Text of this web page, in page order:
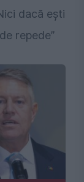
dacă ești
repede”